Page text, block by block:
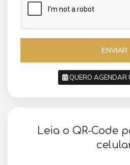
i
l
ENVIAR
QUERO AGENDAR
VOLTAR
Leia o QR-Code